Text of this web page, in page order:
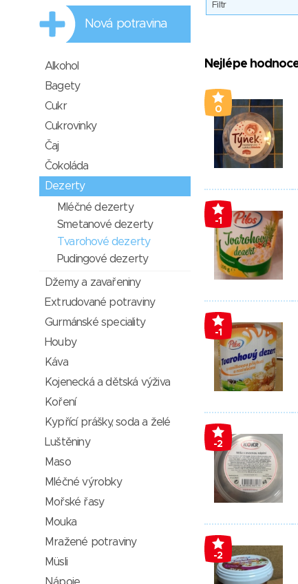
Filtr
Nejlépe
0
-1
-1
-2
-2
Nová potravina
Alkohol
Bagety
Cukr
Cukrovinky
Čaj
Čokoláda
Dezerty
Mléčné dezerty
Smetanové dezerty
Tvarohové dezerty
Pudingové dezerty
Džemy a zavařeniny
Extrudované potraviny
Gurmánské speciality
Houby
Káva
Kojenecká a dětská výživa
Koření
Kypřící prášky, soda a želé
Luštěniny
Maso
Mléčné výrobky
Mořské řasy
Mouka
Mražené potraviny
Müsli